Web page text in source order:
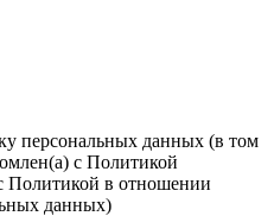
персональных данных (в том
с Политикой
Политикой в отношении
данных)